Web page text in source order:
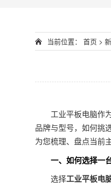
当前位置： 首页 >
工业平板电脑作为
品牌与型号，如何挑
为您梳理、盘点当前
一、如何选择一台
选择工业平板电